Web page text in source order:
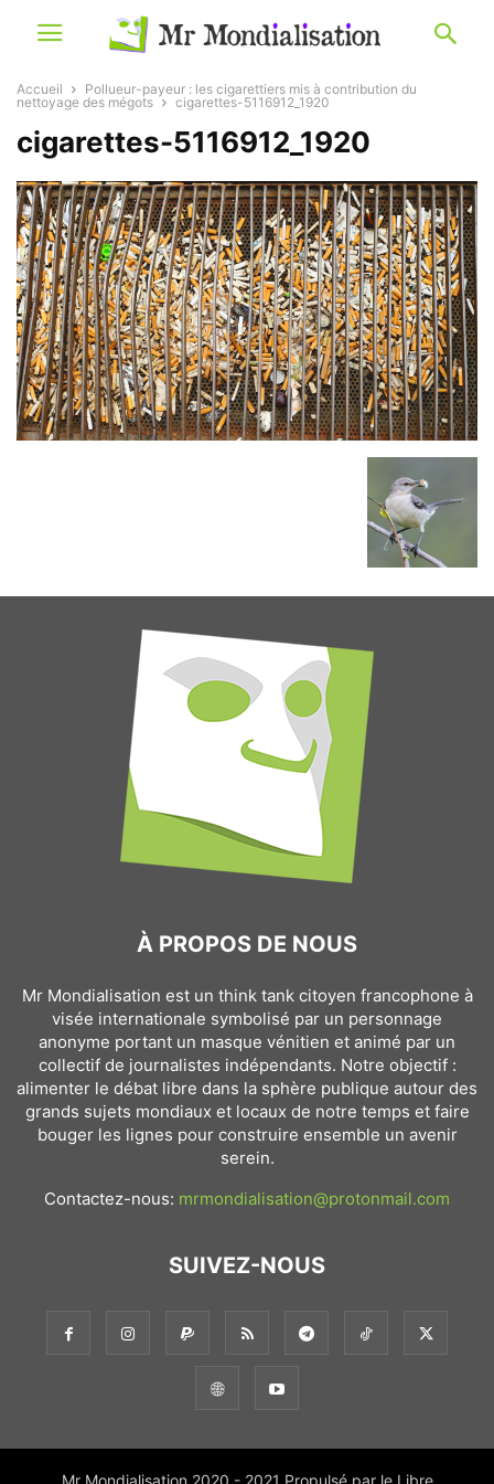
Accueil
Pollueur-payeur : les cigarettiers mis à contribution du
nettoyage des mégots
cigarettes-5116912_1920
cigarettes-5116912_1920
À PROPOS DE NOUS
Mr Mondialisation est un think tank citoyen francophone à
visée internationale symbolisé par un personnage
anonyme portant un masque vénitien et animé par un
collectif de journalistes indépendants. Notre objectif :
alimenter le débat libre dans la sphère publique autour des
grands sujets mondiaux et locaux de notre temps et faire
bouger les lignes pour construire ensemble un avenir
serein.
Contactez-nous: mrmondialisation@protonmail.com
SUIVEZ-NOUS